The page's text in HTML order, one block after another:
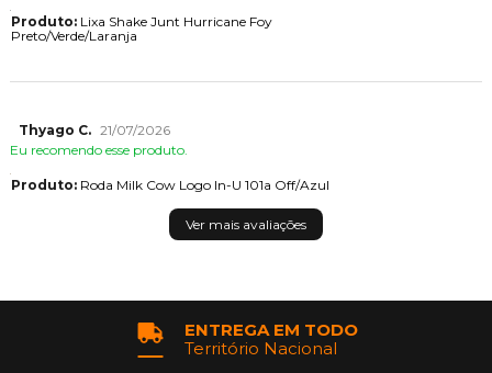
Produto:Lixa Shake Junt Hurricane Foy
Preto/Verde/Laranja
Thyago C. 21/07/2026
Eu recomendo esse produto.
Produto:Roda Milk Cow Logo In-U 101a Off/Azul
Ver mais avaliações
ENTREGA EM TODO
Território Nacional